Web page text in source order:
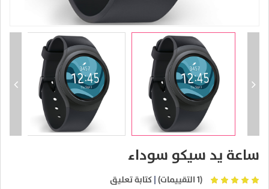
ساعة يد سيكو سوداء
(1 التقييمات) |كتابة تعليق